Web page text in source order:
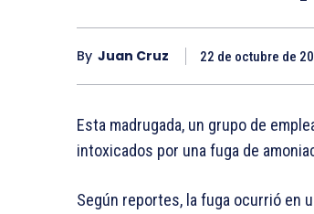
By Juan Cruz 22 de octubre de
Esta madrugada, un grupo de
intoxicados por una fuga de
Según reportes, la fuga ocurrió en